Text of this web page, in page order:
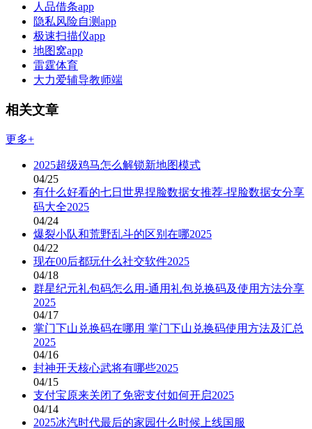
人品借条app
隐私风险自测app
极速扫描仪app
地图窝app
雷霆体育
大力爱辅导教师端
相关文章
更多+
2025超级鸡马怎么解锁新地图模式
04/25
有什么好看的七日世界捏脸数据女推荐-捏脸数据女分享
码大全2025
04/24
爆裂小队和荒野乱斗的区别在哪2025
04/22
现在00后都玩什么社交软件2025
04/18
群星纪元礼包码怎么用-通用礼包兑换码及使用方法分享
2025
04/17
掌门下山兑换码在哪用 掌门下山兑换码使用方法及汇总
2025
04/16
封神开天核心武将有哪些2025
04/15
支付宝原来关闭了免密支付如何开启2025
04/14
2025冰汽时代最后的家园什么时候上线国服